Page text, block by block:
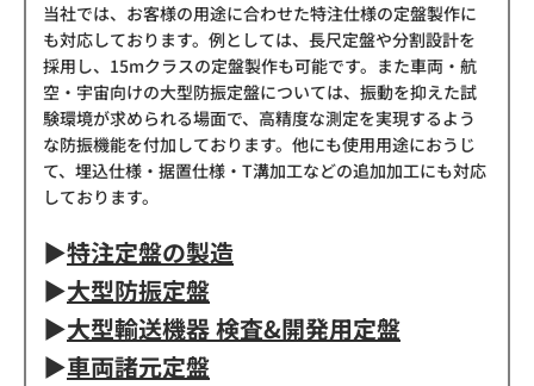
当社では、お客様の用途に合わせた特注仕様の定盤製作に
も対応しております。例としては、長尺定盤や分割設計を
採用し、15mクラスの定盤製作も可能です。また車両・航
空・宇宙向けの大型防振定盤については、振動を抑えた試
験環境が求められる場面で、高精度な測定を実現するよう
な防振機能を付加しております。他にも使用用途におうじ
て、埋込仕様・据置仕様・T溝加工などの追加加工にも対応
しております。
▶特注定盤の製造
▶大型防振定盤
▶大型輸送機器 検査&開発用定盤
▶車両諸元定盤